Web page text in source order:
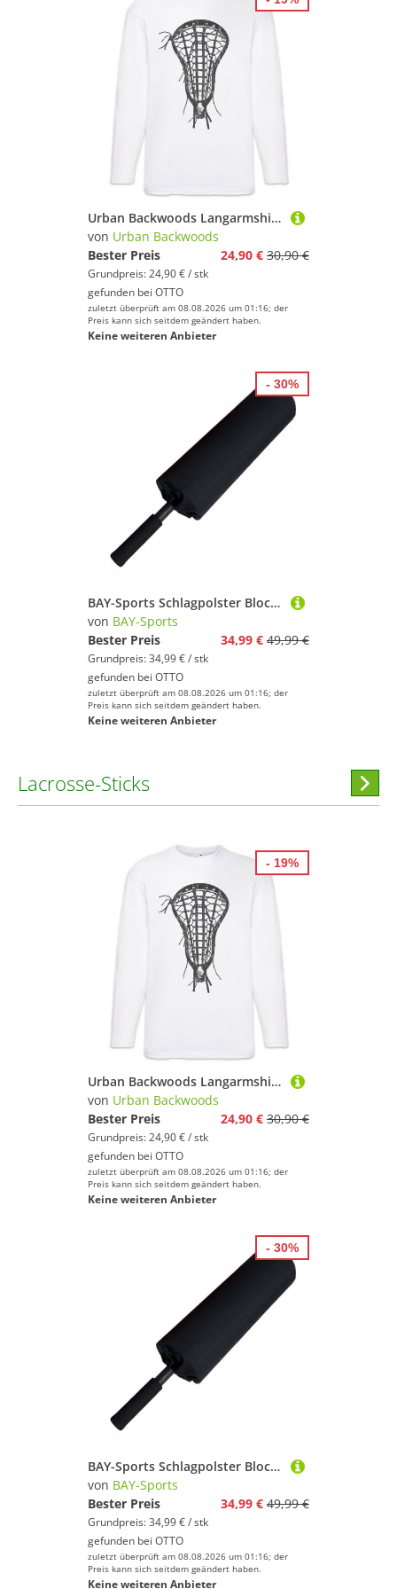
Urban Backwoods Langarmshirt Lacrosse Stick End Langarm T-Shirt Lacrosseschläger La Crosse Fußball (1-tlg) Ball Soccer Player Sport
von Urban Backwoods
Bester Preis
24,90 € 30,90 €
Grundpreis: 24,90 € / stk
gefunden bei OTTO
zuletzt überprüft am 08.08.2026 um 01:16; der
Preis kann sich seitdem geändert haben.
Keine weiteren Anbieter
BAY-Sports Schlagpolster Blocker 65 cm Schlagkissen mit Stiel Griff Box Sticks Blockierer Boxen, Softstick Schaumstoff Schläger Kampfsport Basketball Krav Maga Lacross
von BAY-Sports
Bester Preis
34,99 € 49,99 €
Grundpreis: 34,99 € / stk
gefunden bei OTTO
zuletzt überprüft am 08.08.2026 um 01:16; der
Preis kann sich seitdem geändert haben.
Keine weiteren Anbieter
- 30%
Lacrosse-Sticks
Urban Backwoods Langarmshirt Lacrosse Stick End Langarm T-Shirt Lacrosseschläger La Crosse Fußball (1-tlg) Ball Soccer Player Sport
von Urban Backwoods
Bester Preis
24,90 € 30,90 €
Grundpreis: 24,90 € / stk
gefunden bei OTTO
zuletzt überprüft am 08.08.2026 um 01:16; der
Preis kann sich seitdem geändert haben.
Keine weiteren Anbieter
- 19%
BAY-Sports Schlagpolster Blocker 65 cm Schlagkissen mit Stiel Griff Box Sticks Blockierer Boxen, Softstick Schaumstoff Schläger Kampfsport Basketball Krav Maga Lacross
von BAY-Sports
Bester Preis
34,99 € 49,99 €
Grundpreis: 34,99 € / stk
gefunden bei OTTO
zuletzt überprüft am 08.08.2026 um 01:16; der
Preis kann sich seitdem geändert haben.
Keine weiteren Anbieter
- 30%